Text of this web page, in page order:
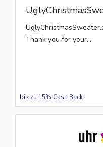
Thank you for your...
bis zu 15% Cash Back